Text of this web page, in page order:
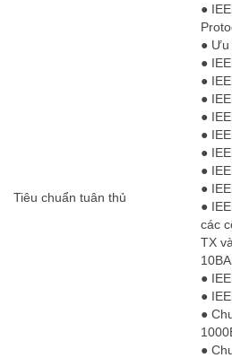
Tiêu chuẩn tuân thủ
●
● Ưu
●
●
●
●
●
●
●
●
●
các
TX
●
●
●
●